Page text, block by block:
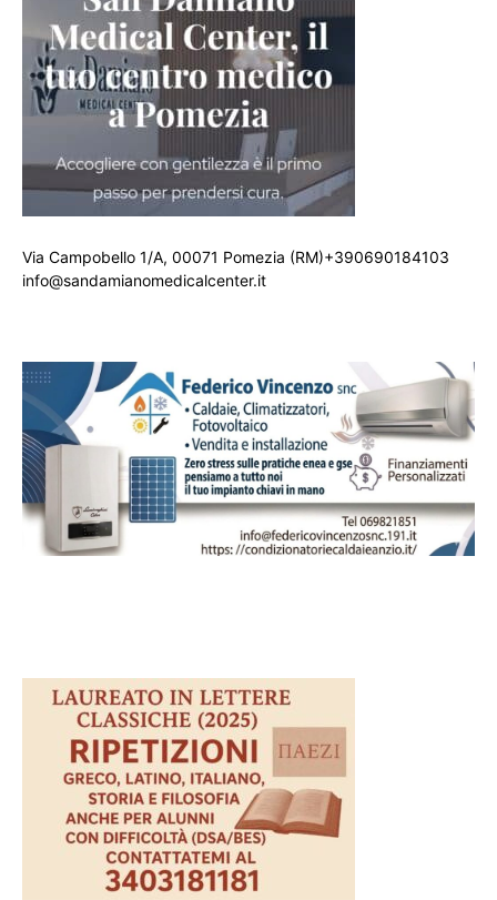
Via Campobello 1/A, 00071 Pomezia (RM)+390690184103
info@sandamianomedicalcenter.it